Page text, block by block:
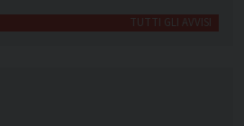
TUTTI GLI AVVISI